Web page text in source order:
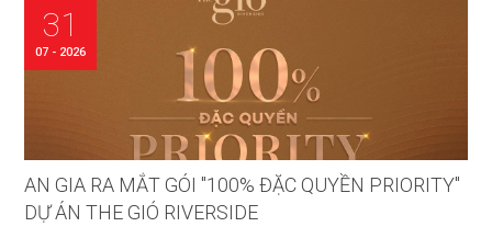
31
07 - 2026
AN GIA RA MẮT GÓI "100% ĐẶC QUYỀN PRIORITY"
DỰ ÁN THE GIÓ RIVERSIDE